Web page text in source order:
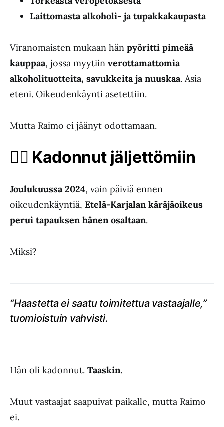
Laittomasta alkoholi- ja tupakkakaupasta
Viranomaisten mukaan hän pyöritti pimeää
kauppaa, jossa myytiin verottamattomia
alkoholituotteita, savukkeita ja nuuskaa. Asia
eteni. Oikeudenkäynti asetettiin.
Mutta Raimo ei jäänyt odottamaan.
🕵 Kadonnut jäljettömiin
Joulukuussa 2024, vain päiviä ennen
oikeudenkäyntiä, Etelä-Karjalan käräjäoikeus
perui tapauksen hänen osaltaan.
Miksi?
“Haastetta ei saatu toimitettua vastaajalle,”
tuomioistuin vahvisti.
Hän oli kadonnut. Taaskin.
Muut vastaajat saapuivat paikalle, mutta Raimo
ei.